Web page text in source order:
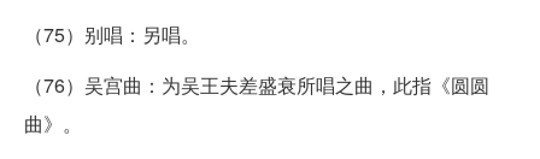
（75）别唱：另唱。
（76）吴宫曲：为吴王夫差盛衰所唱之曲，此指《圆圆
曲》。